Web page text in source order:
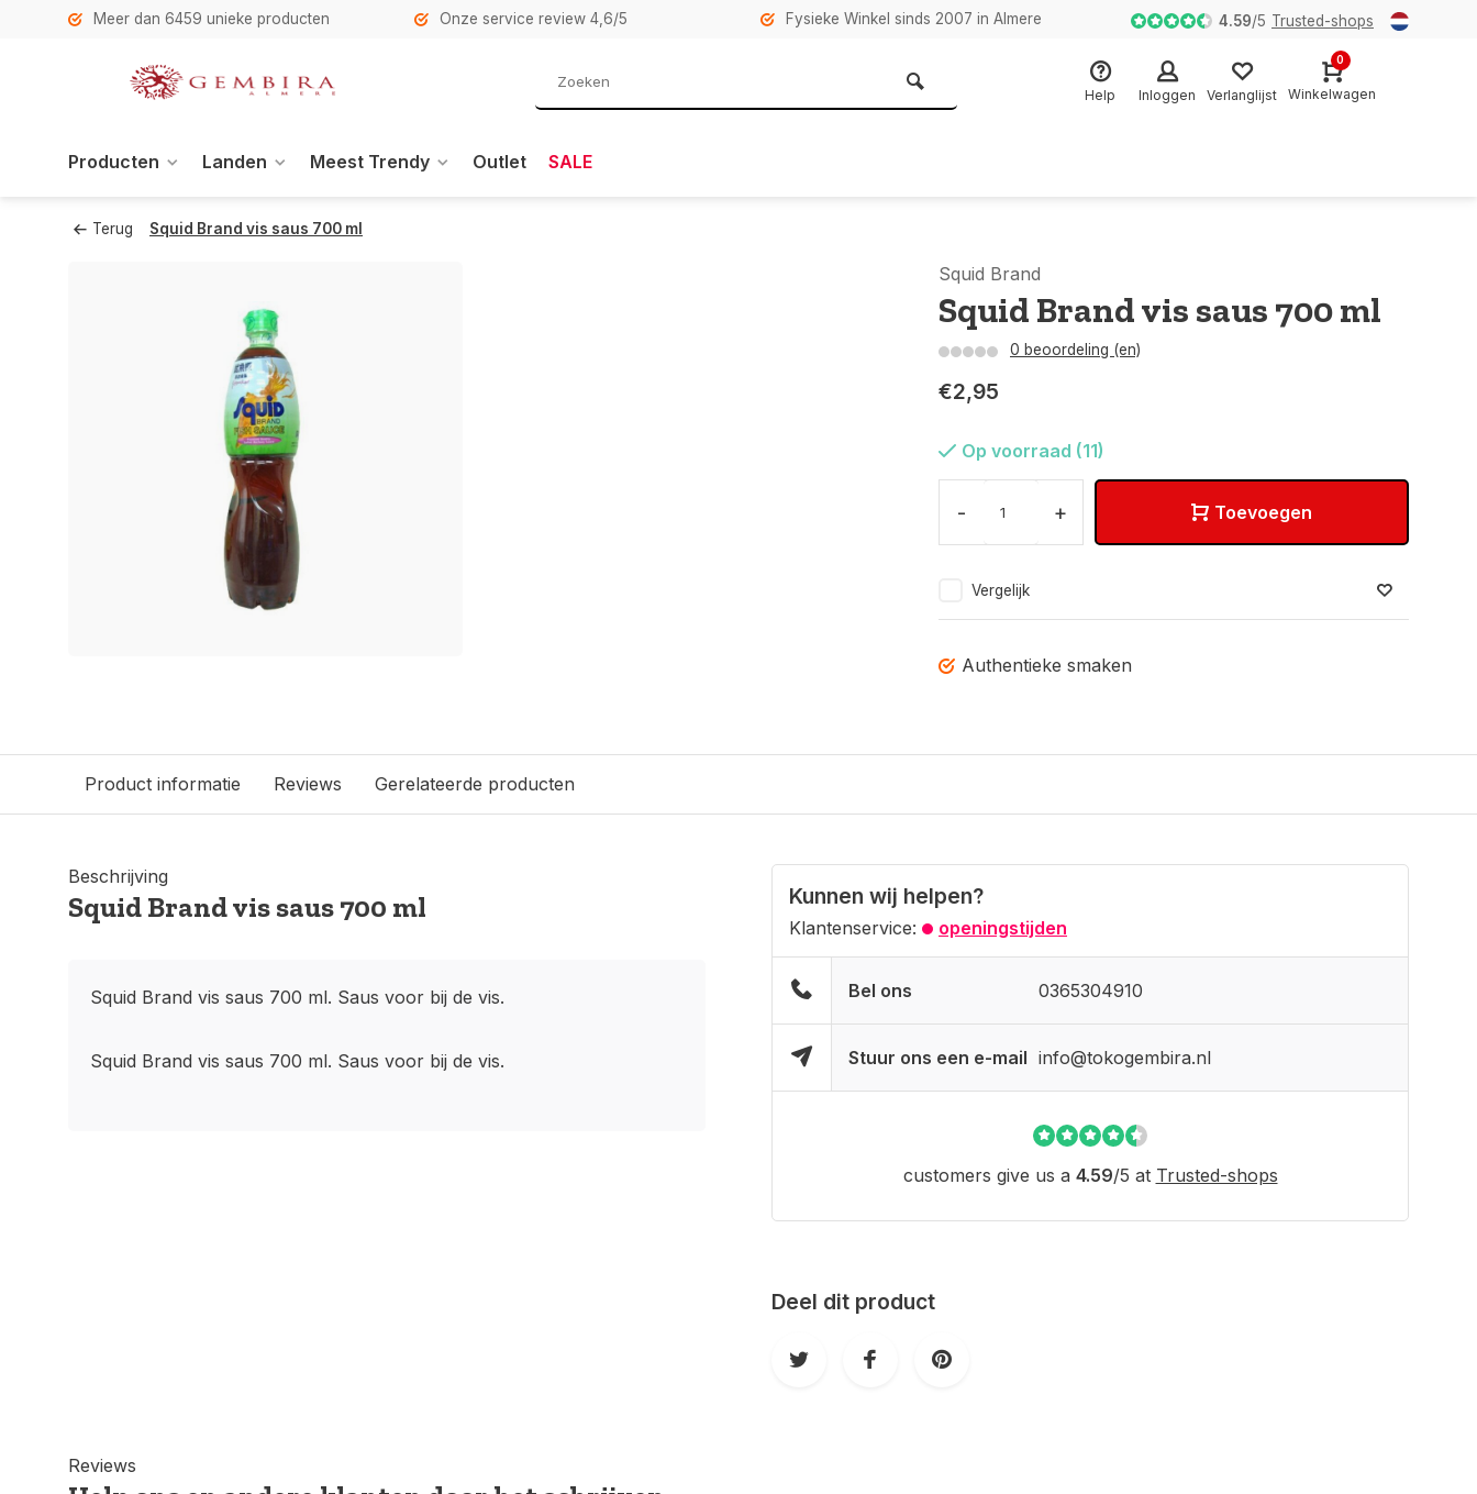
Meer dan 6459 unieke producten Onze service review 4,6/5 Fysieke Winkel sinds 2007 in Almere 4.59/5 Trusted-shops
Help Inloggen Verlanglijst
0
Winkelwagen
Producten Landen Meest Trendy Outlet SALE
Terug Squid Brand vis saus 700 ml
Squid Brand
Squid Brand vis saus 700 ml
0 beoordeling (en)
€2,95
Op voorraad (11)
- + Toevoegen
Vergelijk
Authentieke smaken
Product informatie Reviews Gerelateerde producten
Beschrijving
Squid Brand vis saus 700 ml
Squid Brand vis saus 700 ml. Saus voor bij de vis.
Squid Brand vis saus 700 ml. Saus voor bij de vis.
Kunnen wij helpen?
Klantenservice: openingstijden
Bel ons 0365304910
Stuur ons een e-mail info@tokogembira.nl
customers give us a 4.59/5 at Trusted-shops
Deel dit product
Reviews